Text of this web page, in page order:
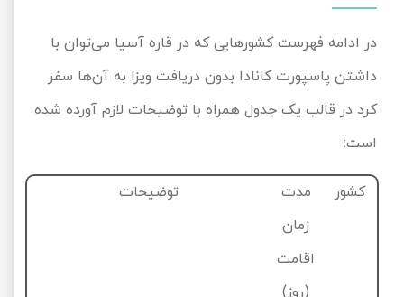
در ادامه فهرست کشورهایی که در قاره آسیا می‌توان با
داشتن پاسپورت کانادا بدون دریافت ویزا به آن‌ها سفر
کرد در قالب یک جدول همراه با توضیحات لازم آورده شده
است:
کشور
مدت
زمان
اقامت
(روز)
توضیحات